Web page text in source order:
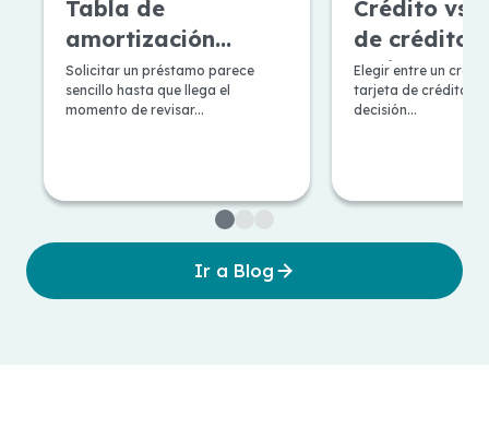
Tabla de
amortización
Francesa y
Alemana: Pros y
Solicitar un préstamo parece
sencillo hasta que llega el
momento de revisar...
Crédito vs
de crédito:
mejor
necesidad?
Elegir entre un
tarjeta de crédito,
decisión...
Ir a Blog